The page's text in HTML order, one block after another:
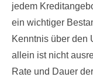
jedem
ein wichtiger
Kenntnis über den
allein ist nicht
Rate und Dauer